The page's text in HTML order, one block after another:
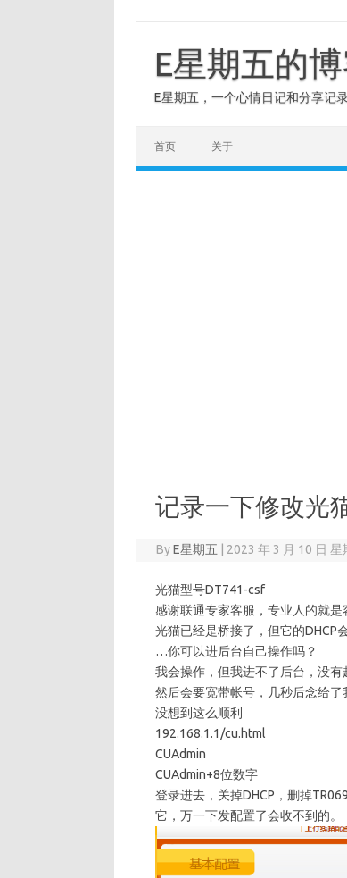
contentE星期五的
E星期五，一个心情日记和分享记
首页 关于
记录一下修改光
ByE星期五 2023 年 3 月 10 日 星
光猫型号DT741-csf
感谢联通专家客服，专业人的就是
光猫已经是桥接了，但它的DHCP
…你可以进后台自己操作吗？
我会操作，但我进不了后台，没有
然后会要宽带帐号，几秒后念给了
没想到这么顺利
192.168.1.1/cu.html
CUAdmin
CUAdmin+8位数字
登录进去，关掉DHCP，删掉
它，万一下发配置了会收不到的。